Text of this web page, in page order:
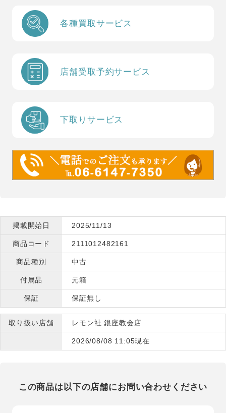
各種買取サービス
店舗受取予約サービス
下取りサービス
掲載開始日 2025/11/13
商品コード 2111012482161
商品種別 中古
付属品 元箱
保証 保証無し
取り扱い店舗 レモン社 銀座教会店
2026/08/08 11:05現在
この商品は以下の店舗にお問い合わせください